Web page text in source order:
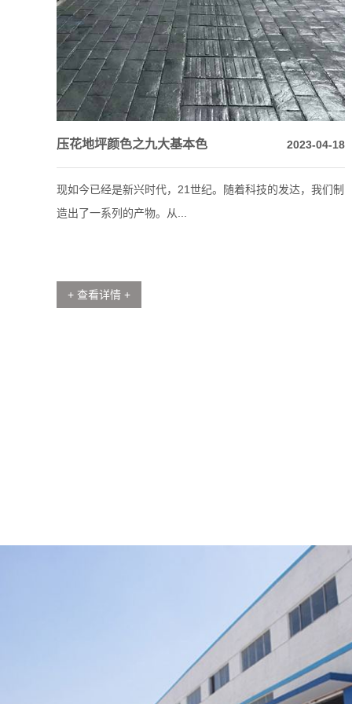
压花地坪颜色之九大基本色 2023-04-18
现如今已经是新兴时代，21世纪。随着科技的发达，我们制
造出了一系列的产物。从...
+ 查看详情 +